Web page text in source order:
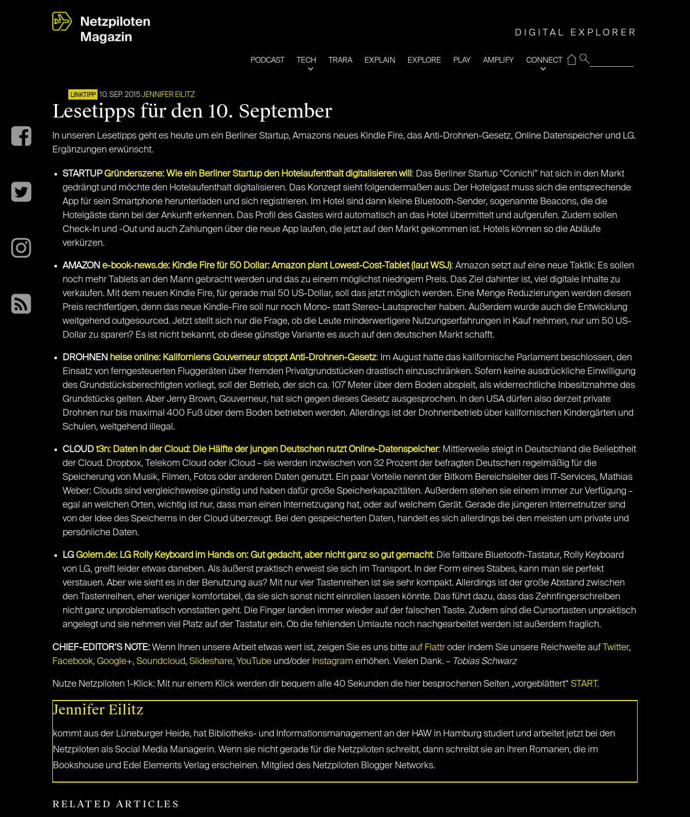
DIGITAL EXPLORER
PODCAST TECH TRARA EXPLAIN EXPLORE PLAY AMPLIFY CONNECT
⌂
LINKTIPP 10. SEP. 2015 JENNIFER EILITZ
Lesetipps für den 10. September
In unseren Lesetipps geht es heute um ein Berliner Startup, Amazons neues Kindle Fire, das Anti-Drohnen-Gesetz, Online Datenspeicher und LG.
Ergänzungen erwünscht.
STARTUPGründerszene: Wie ein Berliner Startup den Hotelaufenthalt digitalisieren will : Das Berliner Startup “Conichi” hat sich in den Markt
gedrängt und möchte den Hotelaufenthalt digitalisieren. Das Konzept sieht folgendermaßen aus: Der Hotelgast muss sich die entsprechende
App für sein Smartphone herunterladen und sich registrieren. Im Hotel sind dann kleine Bluetooth-Sender, sogenannte Beacons, die die
Hotelgäste dann bei der Ankunft erkennen. Das Profil des Gastes wird automatisch an das Hotel übermittelt und aufgerufen. Zudem sollen
Check-In und -Out und auch Zahlungen über die neue App laufen, die jetzt auf den Markt gekommen ist. Hotels können so die Abläufe
verkürzen.
AMAZON e-book-news.de: Kindle Fire für 50 Dollar: Amazon plant Lowest-Cost-Tablet (laut WSJ): Amazon setzt auf eine neue Taktik: Es sollen
noch mehr Tablets an den Mann gebracht werden und das zu einem möglichst niedrigem Preis. Das Ziel dahinter ist, viel digitale Inhalte zu
verkaufen. Mit dem neuen Kindle Fire, für gerade mal 50 US-Dollar, soll das jetzt möglich werden. Eine Menge Reduzierungen werden diesen
Preis rechtfertigen, denn das neue Kindle-Fire soll nur noch Mono- statt Stereo-Lautsprecher haben. Außerdem wurde auch die Entwicklung
weitgehend outgesourced. Jetzt stellt sich nur die Frage, ob die Leute minderwertigere Nutzungserfahrungen in Kauf nehmen, nur um 50 US-
Dollar zu sparen? Es ist nicht bekannt, ob diese günstige Variante es auch auf den deutschen Markt schafft.
DROHNEN heise online: Kaliforniens Gouverneur stoppt Anti-Drohnen-Gesetz: Im August hatte das kalifornische Parlament beschlossen, den
Einsatz von ferngesteuerten Fluggeräten über fremden Privatgrundstücken drastisch einzuschränken. Sofern keine ausdrückliche Einwilligung
des Grundstücksberechtigten vorliegt, soll der Betrieb, der sich ca. 107 Meter über dem Boden abspielt, als widerrechtliche Inbesitznahme des
Grundstücks gelten. Aber Jerry Brown, Gouverneur, hat sich gegen dieses Gesetz ausgesprochen. In den USA dürfen also derzeit private
Drohnen nur bis maximal 400 Fuß über dem Boden betrieben werden. Allerdings ist der Drohnenbetrieb über kalifornischen Kindergärten und
Schulen, weitgehend illegal.
CLOUD t3n: Daten in der Cloud: Die Hälfte der jungen Deutschen nutzt Online-Datenspeicher: Mittlerweile steigt in Deutschland die Beliebtheit
der Cloud. Dropbox, Telekom Cloud oder iCloud – sie werden inzwischen von 32 Prozent der befragten Deutschen regelmäßig für die
Speicherung von Musik, Filmen, Fotos oder anderen Daten genutzt. Ein paar Vorteile nennt der Bitkom Bereichsleiter des IT-Services, Mathias
Weber: Clouds sind vergleichsweise günstig und haben dafür große Speicherkapazitäten. Außerdem stehen sie einem immer zur Verfügung –
egal an welchen Orten, wichtig ist nur, dass man einen Internetzugang hat, oder auf welchem Gerät. Gerade die jüngeren Internetnutzer sind
von der Idee des Speicherns in der Cloud überzeugt. Bei den gespeicherten Daten, handelt es sich allerdings bei den meisten um private und
persönliche Daten.
LG Golem.de: LG Rolly Keyboard im Hands on: Gut gedacht, aber nicht ganz so gut gemacht: Die faltbare Bluetooth-Tastatur, Rolly Keyboard
von LG, greift leider etwas daneben. Als äußerst praktisch erweist sie sich im Transport. In der Form eines Stabes, kann man sie perfekt
verstauen. Aber wie sieht es in der Benutzung aus? Mit nur vier Tastenreihen ist sie sehr kompakt. Allerdings ist der große Abstand zwischen
den Tastenreihen, eher weniger komfortabel, da sie sich sonst nicht einrollen lassen könnte. Das führt dazu, dass das Zehnfingerschreiben
nicht ganz unproblematisch vonstatten geht. Die Finger landen immer wieder auf der falschen Taste. Zudem sind die Cursortasten unpraktisch
angelegt und sie nehmen viel Platz auf der Tastatur ein. Ob die fehlenden Umlaute noch nachgearbeitet werden ist außerdem fraglich.
CHIEF-EDITOR’S NOTE: Wenn Ihnen unsere Arbeit etwas wert ist, zeigen Sie es uns bitte auf Flattr oder indem Sie unsere Reichweite auf Twitter,
Facebook, Google+, Soundcloud, Slideshare, YouTube und/oder Instagram erhöhen. Vielen Dank. – Tobias Schwarz
Nutze Netzpiloten 1-Klick: Mit nur einem Klick werden dir bequem alle 40 Sekunden die hier besprochenen Seiten „vorgeblättert“ START.
Jennifer Eilitz
kommt aus der Lüneburger Heide, hat Bibliotheks- und Informationsmanagement an der HAW in Hamburg studiert und arbeitet jetzt bei den
Netzpiloten als Social Media Managerin. Wenn sie nicht gerade für die Netzpiloten schreibt, dann schreibt sie an ihren Romanen, die im
Bookshouse und Edel Elements Verlag erscheinen. Mitglied des Netzpiloten Blogger Networks.
RELATED ARTICLES